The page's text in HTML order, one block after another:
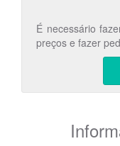
É necessário
preços e fazer